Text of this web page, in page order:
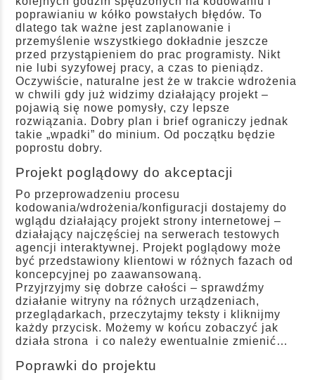
poprawianiu w kółko powstałych błędów. To
dlatego tak ważne jest zaplanowanie i
przemyślenie wszystkiego dokładnie jeszcze
przed przystąpieniem do prac programisty. Nikt
nie lubi syzyfowej pracy, a czas to pieniądz.
Oczywiście, naturalne jest że w trakcie wdrożenia
w chwili gdy już widzimy działający projekt –
pojawią się nowe pomysły, czy lepsze
rozwiązania. Dobry plan i brief ograniczy jednak
takie „wpadki” do minium. Od początku będzie
poprostu dobry.
Projekt poglądowy do akceptacji
Po przeprowadzeniu procesu
kodowania/wdrożenia/konfiguracji dostajemy do
wglądu działający projekt strony internetowej –
działający najczęściej na serwerach testowych
agencji interaktywnej. Projekt poglądowy może
być przedstawiony klientowi w różnych fazach od
koncepcyjnej po zaawansowaną.
Przyjrzyjmy się dobrze całości – sprawdźmy
działanie witryny na różnych urządzeniach,
przeglądarkach, przeczytajmy teksty i kliknijmy
każdy przycisk. Możemy w końcu zobaczyć jak
działa strona i co należy ewentualnie zmienić…
Poprawki do projektu